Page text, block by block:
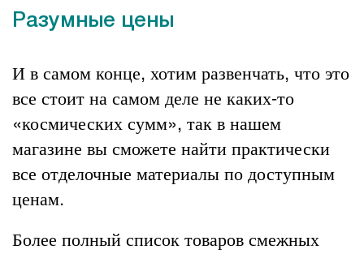
Разумные цены
И в самом конце, хотим развенчать, что это
все стоит на самом деле не каких-то
«космических сумм», так в нашем
магазине вы сможете найти практически
все отделочные материалыпо доступным
ценам.
Более полный список товаров смежных